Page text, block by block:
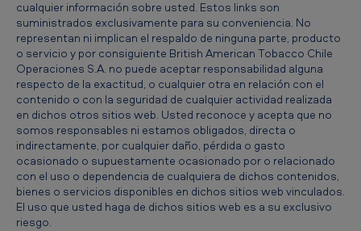
cualquier información sobre usted. Estos links son
suministrados exclusivamente para su conveniencia. No
representan ni implican el respaldo de ninguna parte, producto
o servicio y por consiguiente British American Tobacco Chile
Operaciones S.A. no puede aceptar responsabilidad alguna
respecto de la exactitud, o cualquier otra en relación con el
contenido o con la seguridad de cualquier actividad realizada
en dichos otros sitios web. Usted reconoce y acepta que no
somos responsables ni estamos obligados, directa o
indirectamente, por cualquier daño, pérdida o gasto
ocasionado o supuestamente ocasionado por o relacionado
con el uso o dependencia de cualquiera de dichos contenidos,
bienes o servicios disponibles en dichos sitios web vinculados.
El uso que usted haga de dichos sitios web es a su exclusivo
riesgo.